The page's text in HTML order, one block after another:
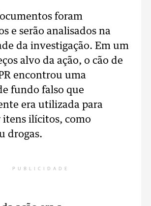
foram
e serão analisados na
da investigação. Em um
alvo da ação, o cão de
encontrou uma
fundo falso que
era utilizada para
itens ilícitos, como
drogas.
PUBLICIDADE